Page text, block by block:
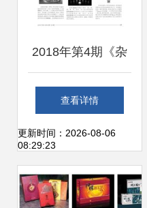
2018年第4期《杂
志媒体》自动化信
息专刊 健身器材行
业的新产品与新系
查看详情
更新时间：2026-08-06
08:29:23